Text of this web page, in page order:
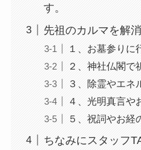
す。
先祖のカルマを解
１、お墓参りに
２、神社仏閣で
３、除霊やエネ
４、光明真言や
５、祝詞やお経
ちなみにスタッフ